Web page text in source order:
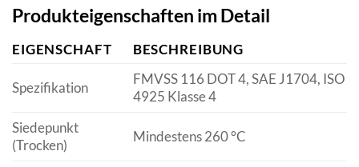
Produkteigenschaften im Detail
EIGENSCHAFT BESCHREIBUNG
Spezifikation
FMVSS 116 DOT 4, SAE J1704, ISO
4925 Klasse 4
Siedepunkt
(Trocken)
Mindestens 260 °C